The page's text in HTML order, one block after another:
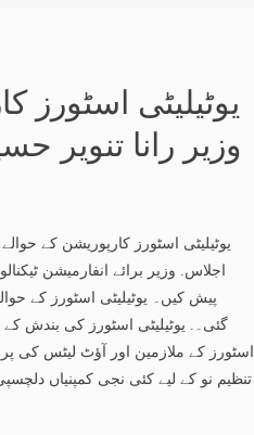
یوٹیلیٹی
وزیر رانا تنویر
یوٹیلیٹی اسٹورز کارپوریشن کے
اجلاس. وزیر برائے انفارمیشن
پیش کیں۔ یوٹیلیٹی اسٹورز کے
گئی۔. یوٹیلیٹی اسٹورز کی بندش کے
اسٹورز کے ملازمین اور آؤٹ لیٹس کی
تنظیم نو کے لیے کئی نجی کمپنیاں